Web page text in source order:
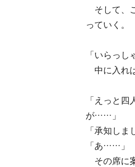
そして、
っていく。
「いらっ
中に入れ
「えっと
が……」
「承知し
「あ……」
その席に